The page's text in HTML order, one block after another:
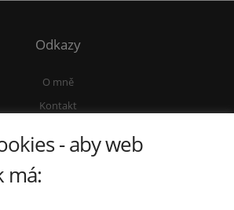
Odkazy
O mně
Kontakt
oznamovací systém
Kontakty
- aby web
má: